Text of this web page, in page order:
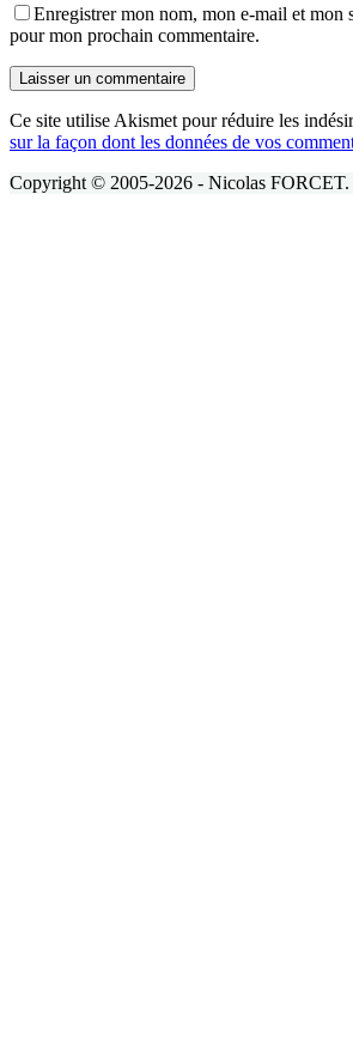
Enregistrer mon nom, mon e-mail et mon
pour mon prochain commentaire.
Laisser un commentaire
Ce site utilise Akismet pour réduire les
sur la façon dont les données de vos
Copyright © 2005-2026 - Nicolas FORCET.